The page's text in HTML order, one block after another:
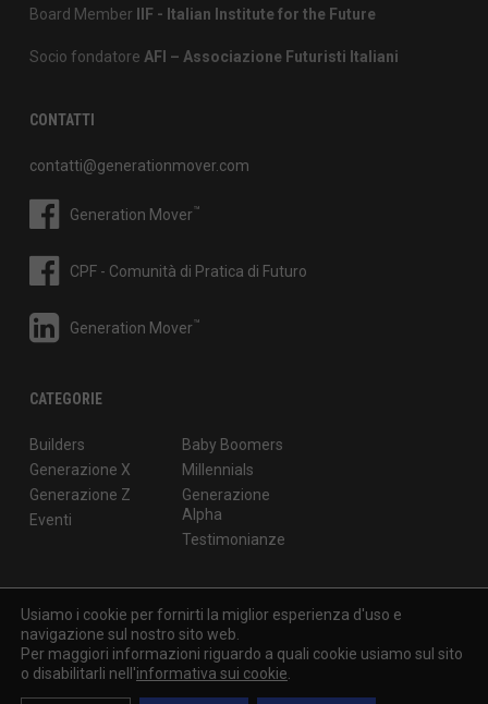
Board Member IIF - Italian Institute for the Future
Socio fondatore AFI – Associazione Futuristi Italiani
CONTATTI
contatti@generationmover.com
Generation Mover™
CPF - Comunità di Pratica di Futuro
Generation Mover™
CATEGORIE
Builders
Baby Boomers
Generazione X
Millennials
Generazione Z
Generazione
Alpha
Eventi
Testimonianze
© 2026Generation Moverdi Isabella Pierantoni - P.IVA: 05501970965
- Via M. Macchi 50, Milano
Usiamo i cookie per fornirti la miglior esperienza d'uso e
navigazione sul nostro sito web.
Per maggiori informazioni riguardo a quali cookie usiamo sul sito
o disabilitarli nell'informativa sui cookie